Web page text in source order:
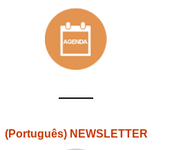
(Português) NEWSLETTER